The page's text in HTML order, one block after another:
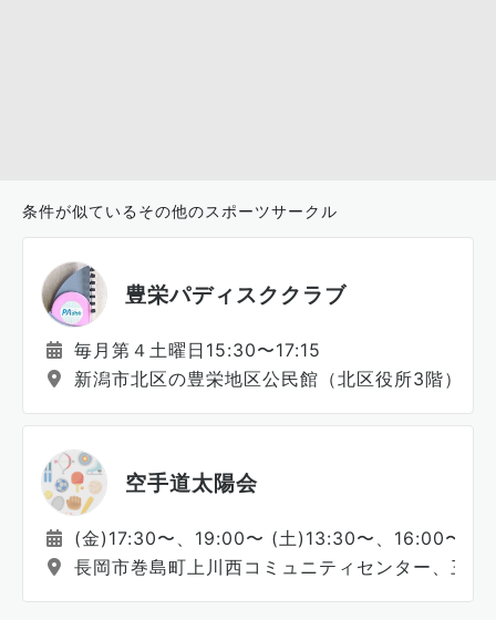
条件が似ているその他のスポーツサークル
豊栄パディスククラブ
毎月第４土曜日15:30〜17:15
新潟市北区の豊栄地区公民館（北区役所3階）
空手道太陽会
(金)17:30〜、19:00〜 (土)13:30〜、16:00〜な
長岡市巻島町上川西コミュニティセンター、三